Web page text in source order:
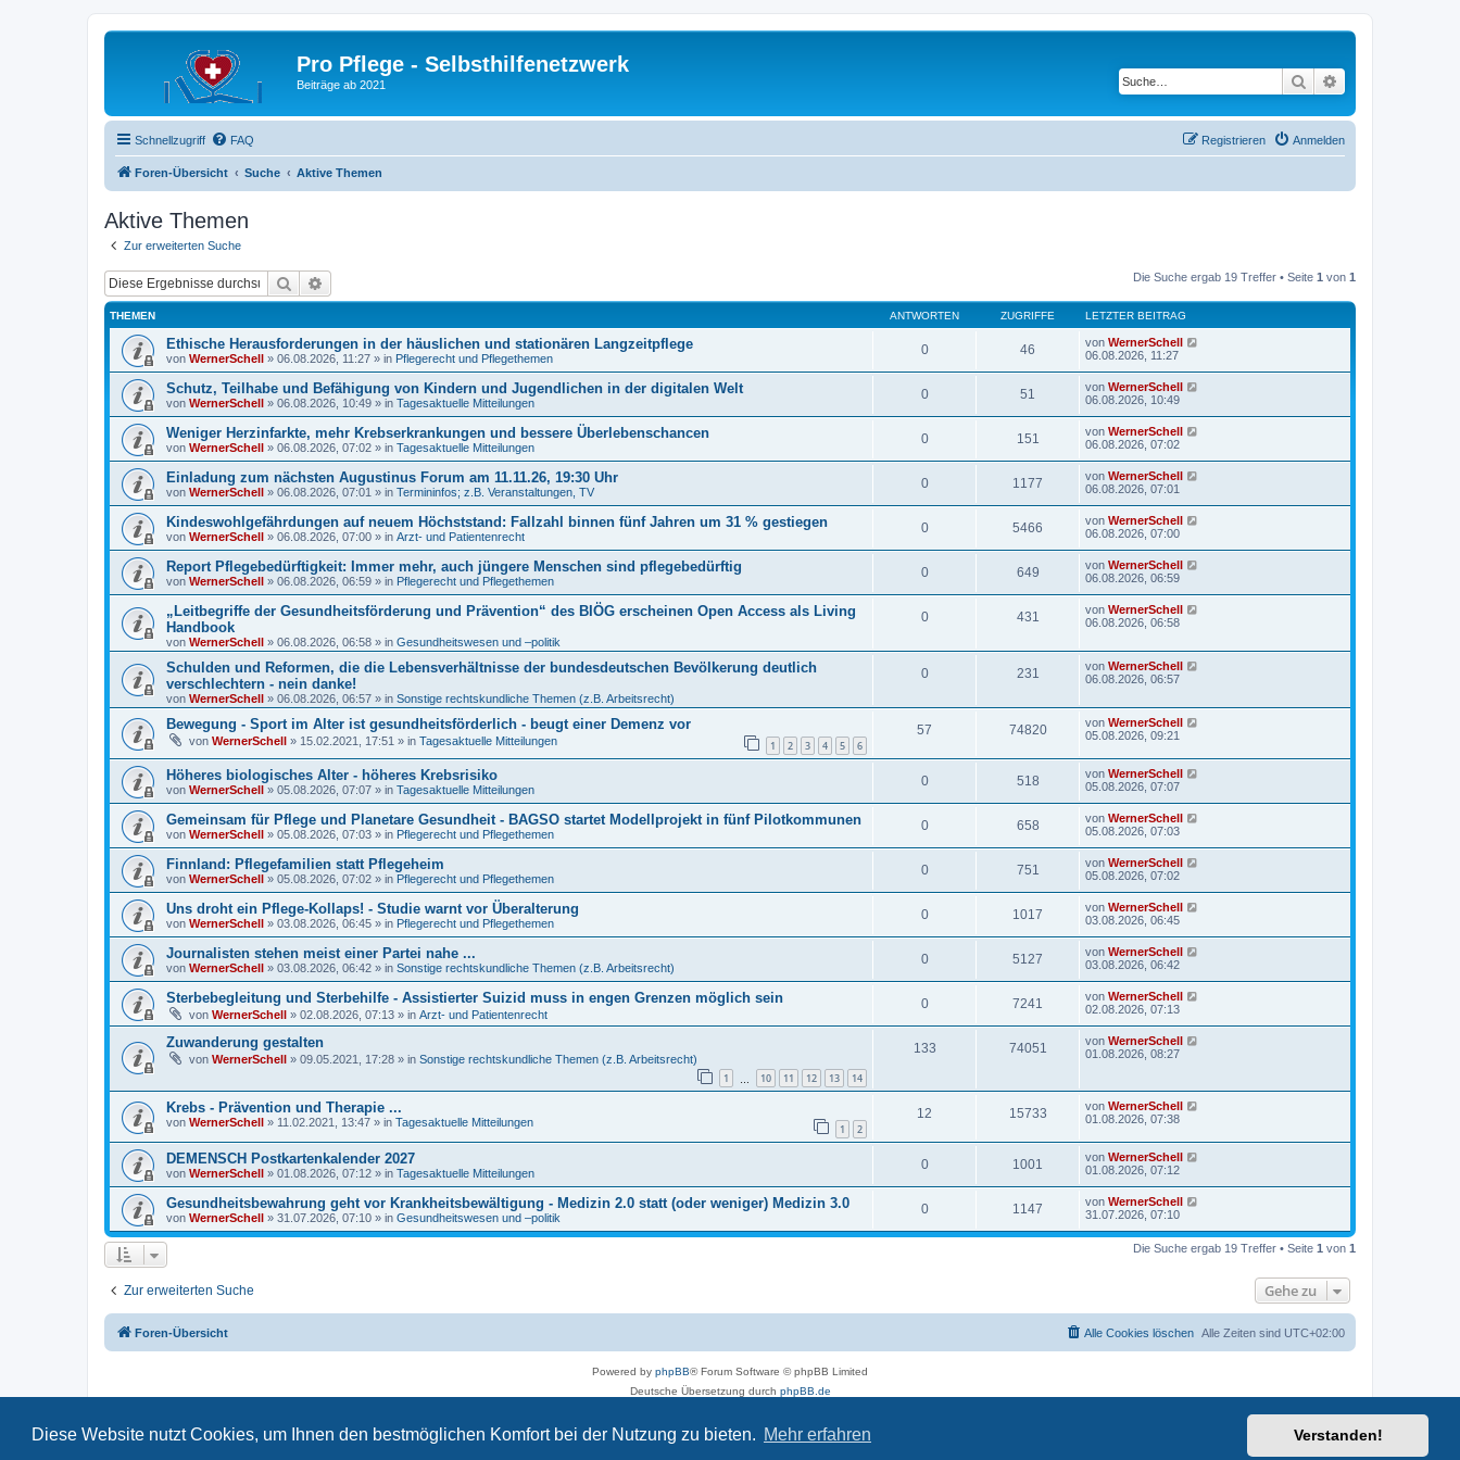
Diese Website nutzt Cookies, um Ihnen den bestmöglichen Komfort bei der Nutzung zu bieten. Mehr erfahren Verstanden!
Pro Pflege - Selbsthilfenetzwerk
Beiträge ab 2021 Suche
Schnellzugriff FAQ Anmelden
Registrieren
Foren-Übersicht Suche Aktive Themen
Aktive Themen
Zur erweiterten Suche
Suche Die Suche ergab 19 Treffer • Seite 1 von 1
THEMEN ANTWORTEN ZUGRIFFE LETZTER BEITRAG
Ethische Herausforderungen in der häuslichen und stationären Langzeitpflege
von WernerSchell » 06.08.2026, 11:27 » in Pflegerecht und Pflegethemen
0 46 von WernerSchell
06.08.2026, 11:27
Schutz, Teilhabe und Befähigung von Kindern und Jugendlichen in der digitalen Welt
von WernerSchell » 06.08.2026, 10:49 » in Tagesaktuelle Mitteilungen
0 51 von WernerSchell
06.08.2026, 10:49
Weniger Herzinfarkte, mehr Krebserkrankungen und bessere Überlebenschancen
von WernerSchell » 06.08.2026, 07:02 » in Tagesaktuelle Mitteilungen
0 151 von WernerSchell
06.08.2026, 07:02
Einladung zum nächsten Augustinus Forum am 11.11.26, 19:30 Uhr
von WernerSchell » 06.08.2026, 07:01 » in Termininfos; z.B. Veranstaltungen, TV
0 1177 von WernerSchell
06.08.2026, 07:01
Kindeswohlgefährdungen auf neuem Höchststand: Fallzahl binnen fünf Jahren um 31 % gestiegen
von WernerSchell » 06.08.2026, 07:00 » in Arzt- und Patientenrecht
0 5466 von WernerSchell
06.08.2026, 07:00
Report Pflegebedürftigkeit: Immer mehr, auch jüngere Menschen sind pflegebedürftig
von WernerSchell » 06.08.2026, 06:59 » in Pflegerecht und Pflegethemen
0 649 von WernerSchell
06.08.2026, 06:59
„Leitbegriffe der Gesundheitsförderung und Prävention“ des BIÖG erscheinen Open Access als Living
Handbook
von WernerSchell » 06.08.2026, 06:58 » in Gesundheitswesen und –politik
0 431 von WernerSchell
06.08.2026, 06:58
Schulden und Reformen, die die Lebensverhältnisse der bundesdeutschen Bevölkerung deutlich
verschlechtern - nein danke!
von WernerSchell » 06.08.2026, 06:57 » in Sonstige rechtskundliche Themen (z.B. Arbeitsrecht)
0 231 von WernerSchell
06.08.2026, 06:57
Bewegung - Sport im Alter ist gesundheitsförderlich - beugt einer Demenz vor
von WernerSchell » 15.02.2021, 17:51 » in Tagesaktuelle Mitteilungen 1 2 3 4 5 6
57 74820 von WernerSchell
05.08.2026, 09:21
Höheres biologisches Alter - höheres Krebsrisiko
von WernerSchell » 05.08.2026, 07:07 » in Tagesaktuelle Mitteilungen
0 518 von WernerSchell
05.08.2026, 07:07
Gemeinsam für Pflege und Planetare Gesundheit - BAGSO startet Modellprojekt in fünf Pilotkommunen
von WernerSchell » 05.08.2026, 07:03 » in Pflegerecht und Pflegethemen
0 658 von WernerSchell
05.08.2026, 07:03
Finnland: Pflegefamilien statt Pflegeheim
von WernerSchell » 05.08.2026, 07:02 » in Pflegerecht und Pflegethemen
0 751 von WernerSchell
05.08.2026, 07:02
Uns droht ein Pflege-Kollaps! - Studie warnt vor Überalterung
von WernerSchell » 03.08.2026, 06:45 » in Pflegerecht und Pflegethemen
0 1017 von WernerSchell
03.08.2026, 06:45
Journalisten stehen meist einer Partei nahe ...
von WernerSchell » 03.08.2026, 06:42 » in Sonstige rechtskundliche Themen (z.B. Arbeitsrecht)
0 5127 von WernerSchell
03.08.2026, 06:42
Sterbebegleitung und Sterbehilfe - Assistierter Suizid muss in engen Grenzen möglich sein
von WernerSchell » 02.08.2026, 07:13 » in Arzt- und Patientenrecht
0 7241 von WernerSchell
02.08.2026, 07:13
Zuwanderung gestalten
von WernerSchell » 09.05.2021, 17:28 » in Sonstige rechtskundliche Themen (z.B. Arbeitsrecht)
1 10 11 12 13 14
133 74051 von WernerSchell
01.08.2026, 08:27
Krebs - Prävention und Therapie ...
von WernerSchell » 11.02.2021, 13:47 » in Tagesaktuelle Mitteilungen 1 2
12 15733 von WernerSchell
01.08.2026, 07:38
DEMENSCH Postkartenkalender 2027
von WernerSchell » 01.08.2026, 07:12 » in Tagesaktuelle Mitteilungen
0 1001 von WernerSchell
01.08.2026, 07:12
Gesundheitsbewahrung geht vor Krankheitsbewältigung - Medizin 2.0 statt (oder weniger) Medizin 3.0
von WernerSchell » 31.07.2026, 07:10 » in Gesundheitswesen und –politik
0 1147 von WernerSchell
31.07.2026, 07:10
Die Suche ergab 19 Treffer • Seite 1 von 1
Zur erweiterten Suche Gehe zu
Foren-Übersicht Alle Zeiten sind UTC+02:00
Alle Cookies löschen
Powered by phpBB® Forum Software © phpBB Limited
Deutsche Übersetzung durch phpBB.de